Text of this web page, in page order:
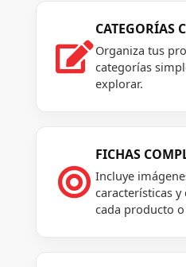

CATEGORÍAS
Organiza tus
categorías
explorar.

FICHAS
Incluye
características
cada producto